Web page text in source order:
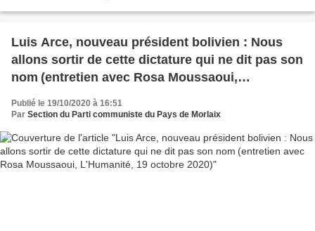
Luis Arce, nouveau président bolivien : Nous
allons sortir de cette dictature qui ne dit pas son
nom (entretien avec Rosa Moussaoui,
Publié le 19/10/2020 à 16:51
Par Section du Parti communiste du Pays de Morlaix